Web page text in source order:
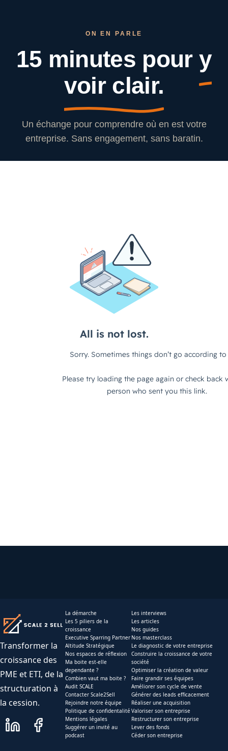
ON EN PARLE
15 minutes pour y
voir clair.
Un échange pour comprendre où en est votre
entreprise. Sans engagement, sans baratin.
Transformer la
croissance des
PME et ETI, de la
structuration à
la cession.
La démarche
Les 5 piliers de la
croissance
Executive Sparring Partner
Altitude Stratégique
Nos espaces de réflexion
Ma boite est-elle
dependante ?
Combien vaut ma boite ?
Audit SCALE
Contacter Scale2Sell
Rejoindre notre équipe
Politique de confidentalité
Mentions légales
Suggérer un invité au
podcast
Les interviews
Les articles
Nos guides
Nos masterclass
Le diagnostic de votre entreprise
Construire la croissance de votre
société
Optimiser la création de valeur
Faire grandir ses équipes
Améliorer son cycle de vente
Générer des leads efficacement
Réaliser une acquisition
Valoriser son entreprise
Restructurer son entreprise
Lever des fonds
Céder son entreprise